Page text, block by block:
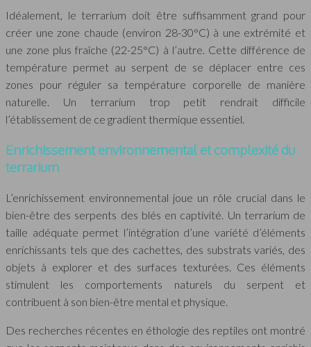
Idéalement, le terrarium doit être suffisamment grand pour
créer une zone chaude (environ 28-30°C) à une extrémité et
une zone plus fraîche (22-25°C) à l’autre. Cette différence de
température permet au serpent de se déplacer entre ces
zones pour réguler sa température corporelle de manière
naturelle. Un terrarium trop petit rendrait difficile
l’établissement de ce gradient thermique essentiel.
Enrichissement environnemental et complexité du
terrarium
L’enrichissement environnemental joue un rôle crucial dans le
bien-être des serpents des blés en captivité. Un terrarium de
taille adéquate permet l’intégration d’une variété d’éléments
enrichissants tels que des cachettes, des substrats variés, des
objets à explorer et des surfaces texturées. Ces éléments
stimulent les comportements naturels du serpent et
contribuent à son bien-être mental et physique.
Des recherches récentes en éthologie des reptiles ont montré